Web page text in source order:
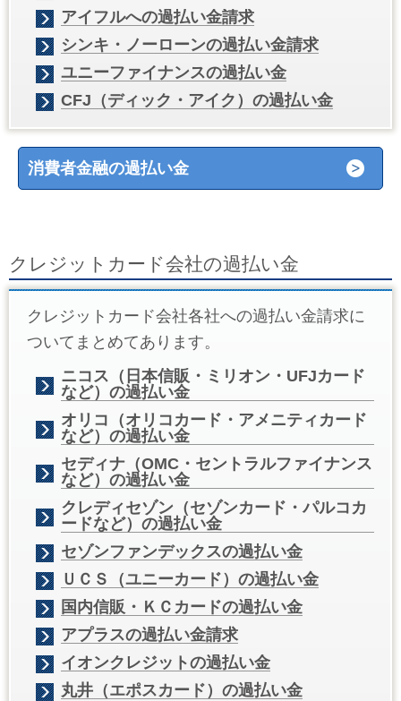
アイフルへの過払い金請求
シンキ・ノーローンの過払い金請求
ユニーファイナンスの過払い金
CFJ（ディック・アイク）の過払い金
消費者金融の過払い金
クレジットカード会社の過払い金
クレジットカード会社各社への過払い金請求に
ついてまとめてあります。
ニコス（日本信販・ミリオン・UFJカード
など）の過払い金
オリコ（オリコカード・アメニティカード
など）の過払い金
セディナ（OMC・セントラルファイナンス
など）の過払い金
クレディセゾン（セゾンカード・パルコカ
ードなど）の過払い金
セゾンファンデックスの過払い金
ＵＣＳ（ユニーカード）の過払い金
国内信販・ＫＣカードの過払い金
アプラスの過払い金請求
イオンクレジットの過払い金
丸井（エポスカード）の過払い金